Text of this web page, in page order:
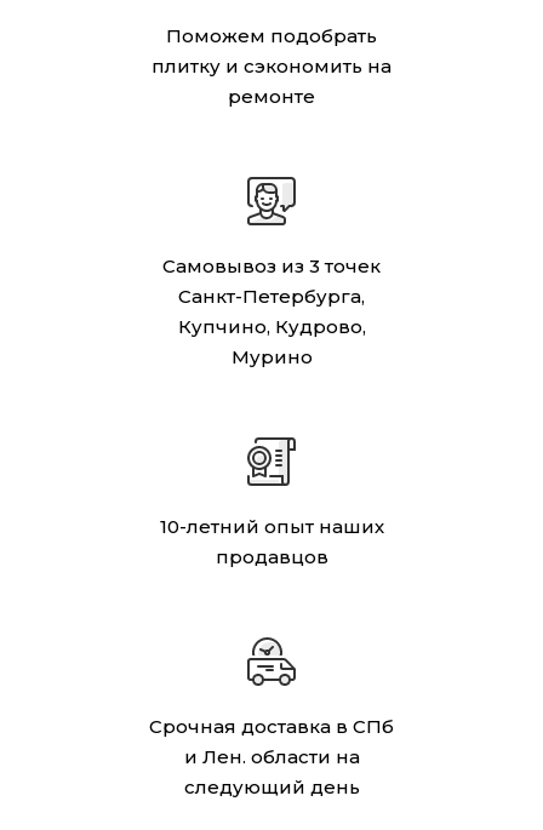
Поможем подобрать
плитку и сэкономить на
ремонте
Самовывоз из 3 точек
Санкт-Петербурга,
Купчино, Кудрово,
Мурино
10-летний опыт наших
продавцов
Срочная доставка в СПб
и Лен. области на
следующий день